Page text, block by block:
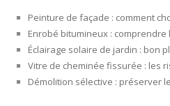
Peinture de façade : comment
Enrobé bitumineux :
Éclairage solaire de jardin : bon
Vitre de cheminée fissurée : les
Démolition sélective : préserver